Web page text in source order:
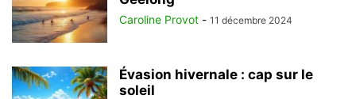
Caroline Provot - 11 décembre 2024
Évasion hivernale : cap sur le
soleil